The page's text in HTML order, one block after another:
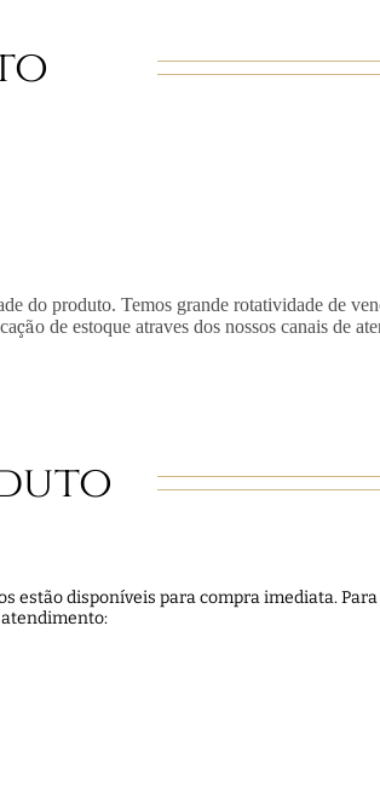
do produto. Temos grande rotatividade de
ção de estoque atraves dos nossos canais de
estão disponíveis para compra imediata.
atendimento: